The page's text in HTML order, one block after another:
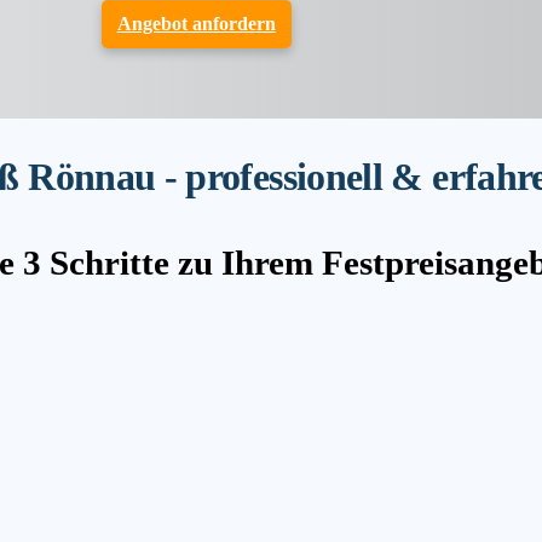
Angebot anfordern
Rönnau - professionell &
3 Schritte zu Ihrem